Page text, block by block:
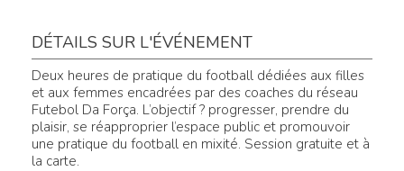
DÉTAILS SUR L'ÉVÉNEMENT
Deux heures de pratique du football dédiées aux filles
et aux femmes encadrées par des coaches du réseau
Futebol Da Força. L’objectif ? progresser, prendre du
plaisir, se réapproprier l’espace public et promouvoir
une pratique du football en mixité. Session gratuite et à
la carte.